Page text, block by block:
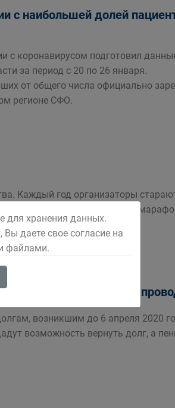
с наибольшей долей
с коронавирусом подготовил
за период с 20 по 26 января.
от общего числа официально
регионе СФО.
Каждый год организаторы
участниками спортивного
за ЖКХ и обязали
возникшим до 6 апреля 2020
возможность вернуть долг, а
для хранения данных.
даете свое согласие на
файлами.